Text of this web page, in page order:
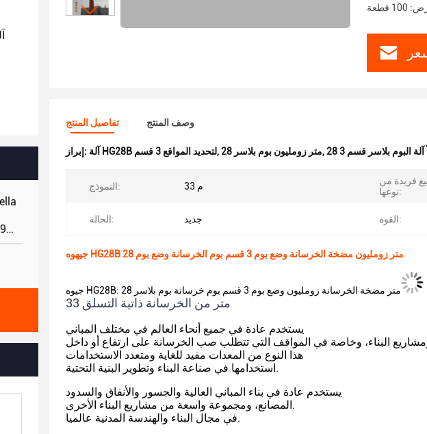
86-187-6526-8972
قطعة
تفاصيل المنتج وصف المنتج
إبراز: آلة HG28B لتحديد المواقع 3 قسم, 28 متر زومليون بوم بلاسر, آلة البوم بلاسر قسم 3
النموذج: 33 م
فريدة من
نوعها:
الحالة: جديد القوة:
جيهوه HG28B 28 متر زومليون مضخة الخرسانة وضع بوم 3 قسم بوم الخرسانة وضع بوم
جيوه HG28B: 28 متر مضخة الخرسانة زومليون وضع بوم 3 قسم بوم خرسانة بوم بلاسر
33 متر من الخرسانة ذاتية التسلق
يستخدم عادة في جميع أنحاء العالم في مختلف المباني
البناء، وخاصة في المواقف التي تتطلب صب الخرسانة على ارتفاع أو داخل
هذا النوع من المعدات مفيد للغاية ومتعدد الاستخدامات
استخدامها في صناعة البناء وتطوير البنية التحتية.
يستخدم عادة في بناء المباني العالية والجسور والأنفاق والسدود
المصانع، ومجموعة واسعة من مشاريع البناء الأخرى.
في مجال البناء والهندسة المدنية عالميا.